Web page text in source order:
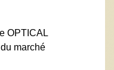
OPTICAL
marché